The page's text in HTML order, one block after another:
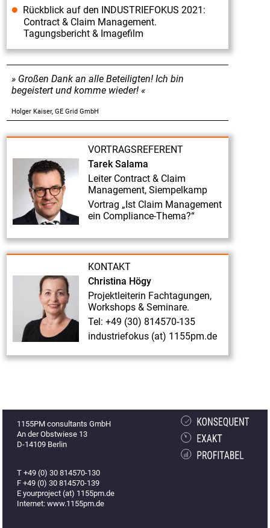
VORTRAGSREFERENT
Tarek Salama
Leiter Contract & Claim
Management, Siempelkamp
Vortrag „Ist Claim Management
ein Compliance-Thema?“
KONTAKT
Christina Högy
Projektleiterin Fachtagungen,
Workshops & Seminare.
Tel: +49 (30) 814570-135
industriefokus (at) 1155pm.de
Großen Dank an alle Beteiligten! Ich bin
begeistert und komme wieder!
Holger Kaiser, GE Grid GmbH
Rückblick auf den INDUSTRIEFOKUS 2021:
Contract & Claim Management.
Tagungsbericht & Imagefilm
1155PM consultants GmbH
An der Obstwiese 13
D-14109 Berlin
T +49 (0) 30 814570-130
F +49 (0) 30 814570-139
E yourproject (at) 1155pm.de
Internet: www.1155pm.de
&
Claim
Management“
02./
03.07.2019".
Vorstellung
Dr.
Everhard
von
Groote
Fruehbucher-
Rabatt
2.
Fachtagung
„Industriefokus
2019:
&
02./
03.07.2019"
zur
2.